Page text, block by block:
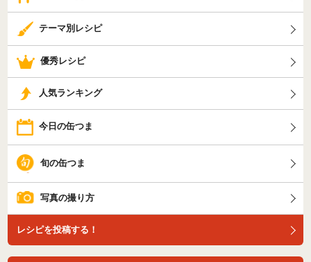
テーマ別レシピ
優秀レシピ
人気ランキング
今日の缶つま
旬の缶つま
写真の撮り方
レシピを投稿する！